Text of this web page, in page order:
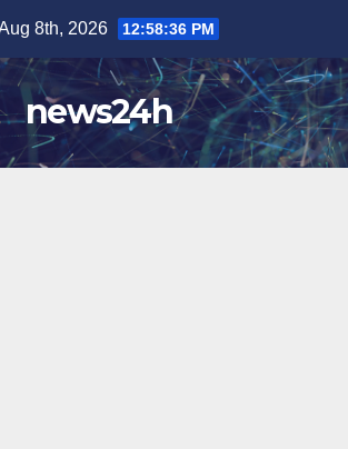
8th, 2026 12:58:39 PM
news24h